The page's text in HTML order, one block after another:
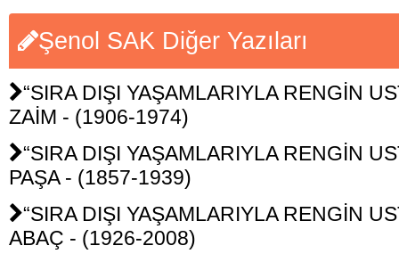
Şenol SAK Diğer Yazıları
“SIRA DIŞI YAŞAMLARIYLA RENGİN
ZAİM - (1906-1974)
“SIRA DIŞI YAŞAMLARIYLA RENGİN
PAŞA - (1857-1939)
“SIRA DIŞI YAŞAMLARIYLA RENGİN
ABAÇ - (1926-2008)